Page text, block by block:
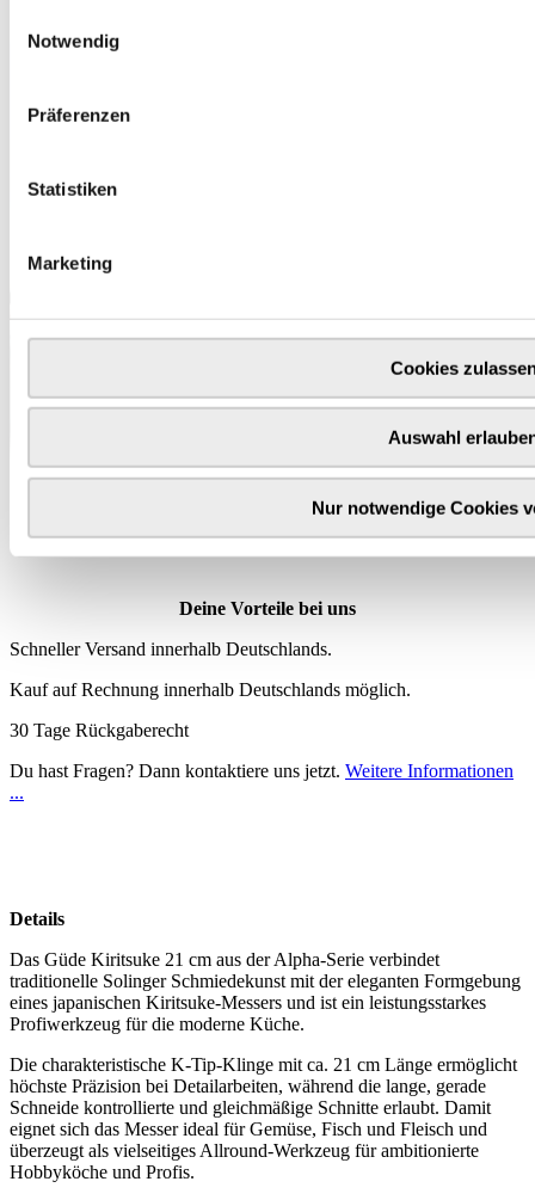
Notwendig
Präferenzen
Statistiken
Marketing
Cookies
Auswahl
Nur notwendige Cookies
hier
Deine Vorteile bei uns
Schneller Versand innerhalb Deutschlands.
Kauf auf Rechnung innerhalb Deutschlands möglich.
30 Tage Rückgaberecht
Du hast Fragen? Dann kontaktiere uns jetzt. Weitere Informationen
...
Details
Das Güde Kiritsuke 21 cm aus der Alpha-Serie verbindet
traditionelle Solinger Schmiedekunst mit der eleganten Formgebung
eines japanischen Kiritsuke-Messers und ist ein leistungsstarkes
Profiwerkzeug für die moderne Küche.
Die charakteristische K-Tip-Klinge mit ca. 21 cm Länge ermöglicht
höchste Präzision bei Detailarbeiten, während die lange, gerade
Schneide kontrollierte und gleichmäßige Schnitte erlaubt. Damit
eignet sich das Messer ideal für Gemüse, Fisch und Fleisch und
überzeugt als vielseitiges Allround-Werkzeug für ambitionierte
Hobbyköche und Profis.